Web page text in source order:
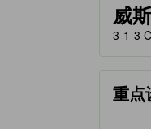
威
3-1-3
重点